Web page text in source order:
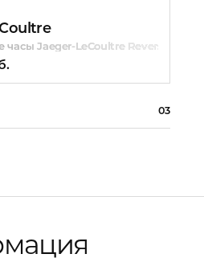
Jaeger-LeCoultre Reverso
03